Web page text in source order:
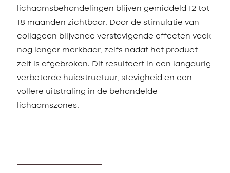
lichaamsbehandelingen blijven gemiddeld 12 tot
18 maanden zichtbaar. Door de stimulatie van
collageen blijvende verstevigende effecten vaak
nog langer merkbaar, zelfs nadat het product
zelf is afgebroken. Dit resulteert in een langdurig
verbeterde huidstructuur, stevigheid en een
vollere uitstraling in de behandelde
lichaamszones.